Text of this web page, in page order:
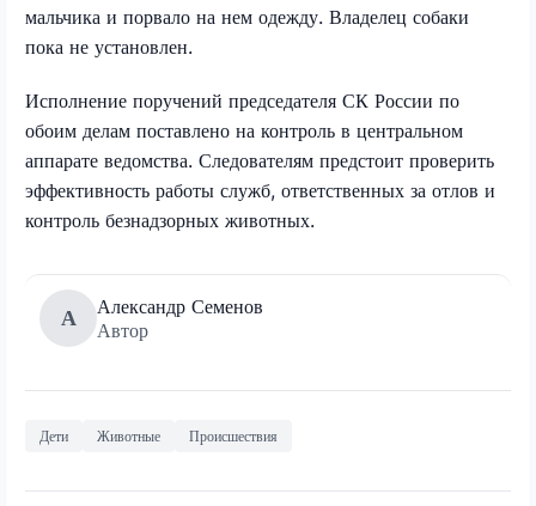
мальчика и порвало на нем одежду. Владелец собаки
пока не установлен.
Исполнение поручений председателя СК России по
обоим делам поставлено на контроль в центральном
аппарате ведомства. Следователям предстоит проверить
эффективность работы служб, ответственных за отлов и
контроль безнадзорных животных.
А
Александр Семенов
Автор
Дети Животные Происшествия